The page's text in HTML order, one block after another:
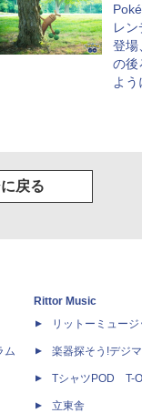
レ
登場
の後
よう
戻る
ム
Rittor Music
リットーミュージ
楽器探そう!デジ
TシャツPOD T-
立東舎